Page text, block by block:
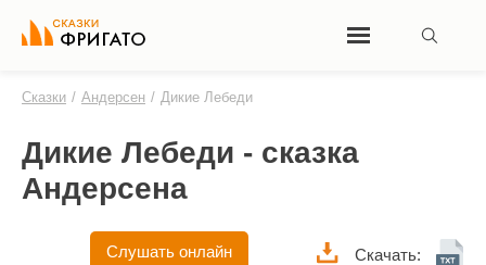
Сказки / Андерсен / Дикие Лебеди
Дикие Лебеди - сказка
Андерсена
Слушать онлайн Скачать: